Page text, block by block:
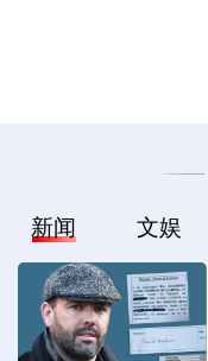
新闻 文娱